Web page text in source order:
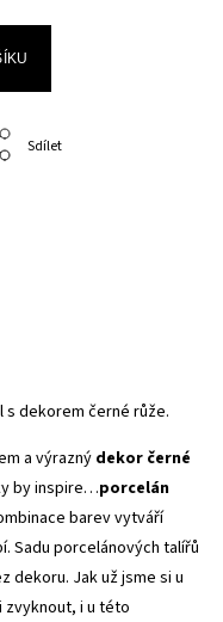
Sdílet
s dekorem černé růže.
a výrazný dekor černé
by inspire…porcelán
barev vytváří
Sadu porcelánových talířů
dekoru. Jak už jsme si u
zvyknout, i u této